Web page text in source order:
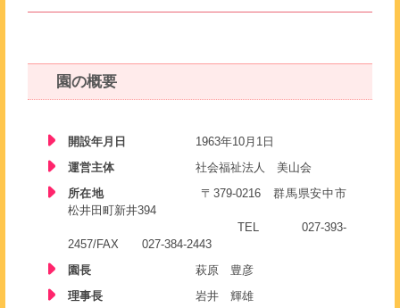
園の概要
開設年月日
1963年10月1日
運営主体社会福祉法人 美山会
所在地〒379-0216 群馬県安中市
松井田町新井394
TEL 027-393-
2457/FAX 027-384-2443
園長萩原 豊彦
理事長岩井 輝雄